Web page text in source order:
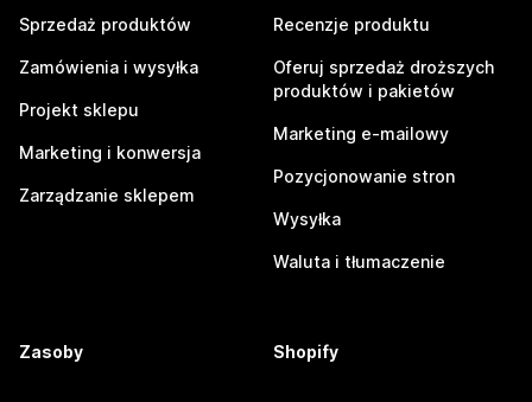
Sprzedaż produktów
Zamówienia i wysyłka
Projekt sklepu
Marketing i konwersja
Zarządzanie sklepem
Recenzje produktu
Oferuj sprzedaż droższych
produktów i pakietów
Marketing e-mailowy
Pozycjonowanie stron
Wysyłka
Waluta i tłumaczenie
Zasoby Shopify